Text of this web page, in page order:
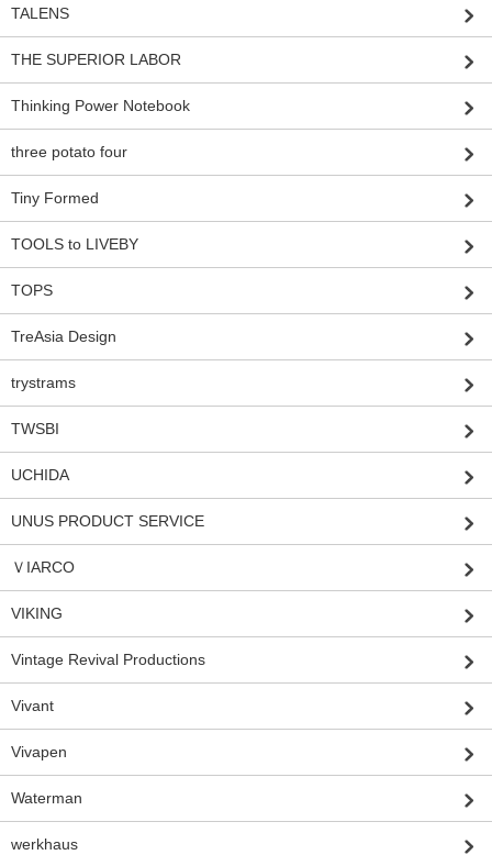
TALENS
THE SUPERIOR LABOR
Thinking Power Notebook
three potato four
Tiny Formed
TOOLS to LIVEBY
TOPS
TreAsia Design
trystrams
TWSBI
UCHIDA
UNUS PRODUCT SERVICE
ＶIARCO
VIKING
Vintage Revival Productions
Vivant
Vivapen
Waterman
werkhaus